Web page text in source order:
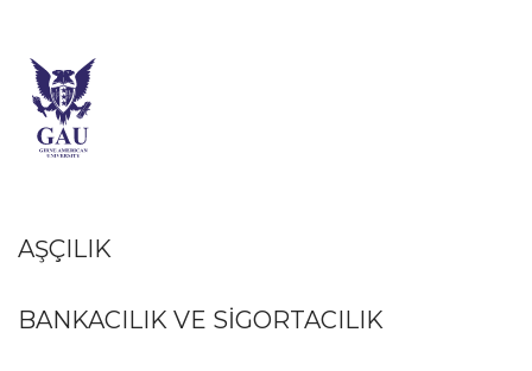
AŞÇILIK
BANKACILIK VE SIGORTACILIK